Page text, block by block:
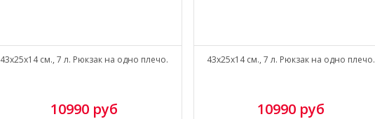
43x25x14 см., 7 л. Рюкзак на одно плечо.
10990 руб
43x25x14 см., 7 л. Рюкзак на одно плечо.
10990 руб